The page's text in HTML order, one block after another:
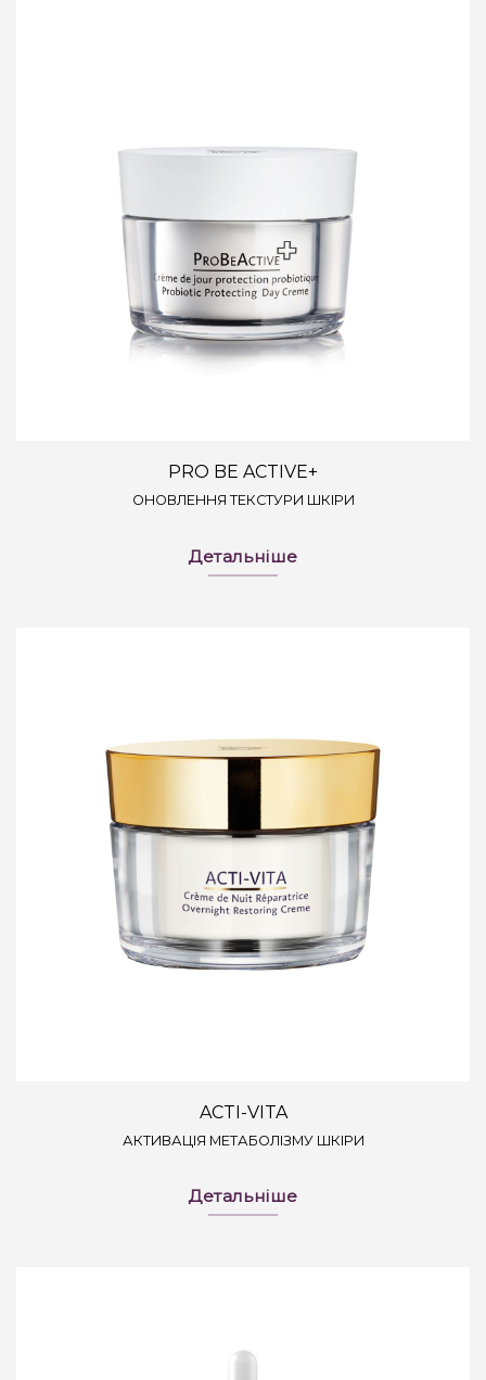
PRO BE ACTIVE+
ОНОВЛЕННЯ ТЕКСТУРИ ШКІРИ
Детальніше
ACTI-VITA
АКТИВАЦІЯ МЕТАБОЛІЗМУ ШКІРИ
Детальніше